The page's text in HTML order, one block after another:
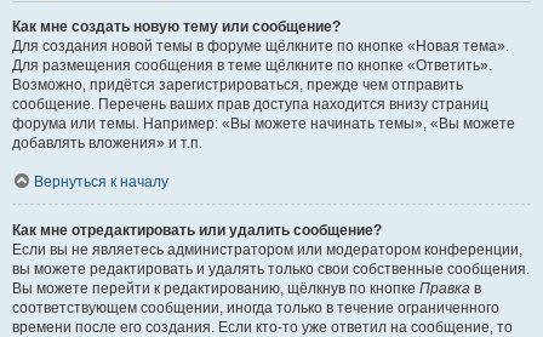
Как мне создать новую тему или сообщение?
Для создания новой темы в форуме щёлкните по кнопке «Новая тема».
Для размещения сообщения в теме щёлкните по кнопке «Ответить».
Возможно, придётся зарегистрироваться, прежде чем отправить
сообщение. Перечень ваших прав доступа находится внизу страниц
форума или темы. Например: «Вы можете начинать темы», «Вы можете
добавлять вложения» и т.п.
Вернуться к началу
Как мне отредактировать или удалить сообщение?
Если вы не являетесь администратором или модератором конференции,
вы можете редактировать и удалять только свои собственные сообщения.
Вы можете перейти к редактированию, щёлкнув по кнопке Правка в
соответствующем сообщении, иногда только в течение ограниченного
времени после его создания. Если кто-то уже ответил на сообщение, то